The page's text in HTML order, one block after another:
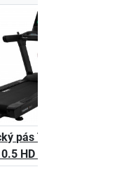
pás Taurus
HD Pro